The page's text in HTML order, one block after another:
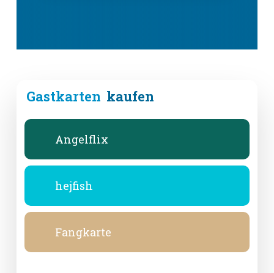
Gastkarten kaufen
Angelflix
hejfish
Fangkarte